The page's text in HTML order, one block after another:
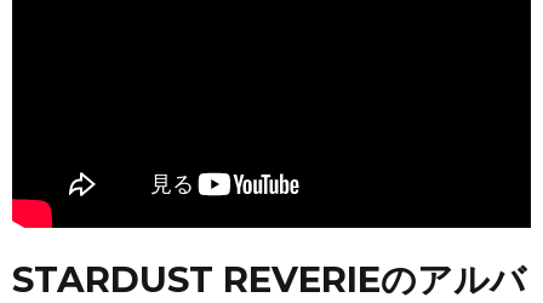
STARDUST REVERIEのアルバ